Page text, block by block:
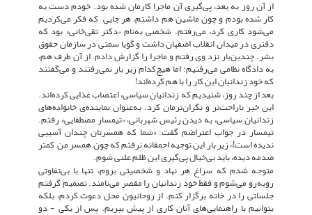
از آن روز به بعد، پی‌گیری آن ماجرا کارمان شده بود. خودم دست به
کار شده بودم و چون ماشین هم داشتم، هر جایی که فکر می‌کردیم
می‌شود کاری کرد، می‌رفتم. شخصی به‌نام «دکتر تقی‌خانی» بود که
دفتری در میدان انقلابِ اصفهان داشت و گویا سمتی در سازمان حقوق
بشر. چندین‌بار نزد وی رفتم و ماجرا را گزارش دادم. از آن طرف هم،
به دادگاه نظامی می‌رفتیم؛ اما هیچ‌کدام زیر بار نمی‌رفتند و می‌گفتند
که خود زندانیان این کار را با هم کرده‌اند!
بعد از چند روز، شنیدیم که زندانیان سیاسی، اعتصاب غذایی کرده‌اند.
این خبر ناراحت‌تر و نگران‌ترمان کرد. به‌عنوان نماینده‌ی خانواده‌ها‌ی
زندانیان سیاسی، به دیدن رئیس شهربانی، «تیمسار مصطفایی» رفتم.
تیمسار در جواب اعتراضم گفت: «شما که همسرتان چندان آسیبی
ندیده است!» زیر بار این توجیه احمقانه نرفتم که چون همسر من کمتر
صدمه دیده، باید بی‌خیال پی‌گیری این ظلم علنی شوم.
متوجه شدم که سراغ هر نهاد و شخصیتی بروم، تنها با بی‌تفاوتی
روبه‌رو می‌شوم و فقط خود زندانیان را مقصر می‌نامند. تصمیم گرفتم
جلساتی را در خانه برگزار کنم. از روحانیون محل دعوت کردم، بلکه
بتوانیم با راهنمایی‌های آنان کاری از پیش ببریم. پس از یکی - دو